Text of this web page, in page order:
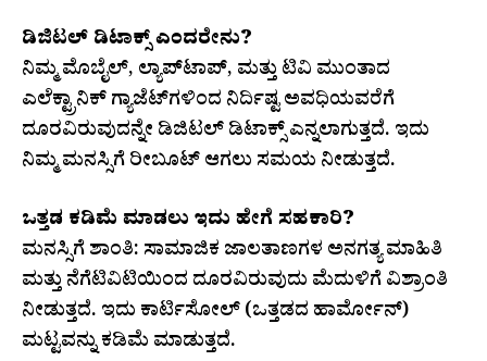
ಡಿಜಿಟಲ್ ಡಿಟಾಕ್ಸ್ ಎಂದರೇನು?
ನಿಮ್ಮ ಮೊಬೈಲ್, ಲ್ಯಾಪ್‌ಟಾಪ್, ಮತ್ತು ಟಿವಿ ಮುಂತಾದ
ಎಲೆಕ್ಟ್ರಾನಿಕ್ ಗ್ಯಾಜೆಟ್‌ಗಳಿಂದ ನಿರ್ದಿಷ್ಟ ಅವಧಿಯವರೆಗೆ
ದೂರವಿರುವುದನ್ನೇ ಡಿಜಿಟಲ್ ಡಿಟಾಕ್ಸ್ ಎನ್ನಲಾಗುತ್ತದೆ. ಇದು
ನಿಮ್ಮ ಮನಸ್ಸಿಗೆ ರೀಬೂಟ್ ಆಗಲು ಸಮಯ ನೀಡುತ್ತದೆ.
ಒತ್ತಡ ಕಡಿಮೆ ಮಾಡಲು ಇದು ಹೇಗೆ ಸಹಕಾರಿ?
ಮನಸ್ಸಿಗೆ ಶಾಂತಿ: ಸಾಮಾಜಿಕ ಜಾಲತಾಣಗಳ ಅನಗತ್ಯ ಮಾಹಿತಿ
ಮತ್ತು ನೆಗೆಟಿವಿಟಿಯಿಂದ ದೂರವಿರುವುದು ಮೆದುಳಿಗೆ ವಿಶ್ರಾಂತಿ
ನೀಡುತ್ತದೆ. ಇದು ಕಾರ್ಟಿಸೋಲ್ (ಒತ್ತಡದ ಹಾರ್ಮೋನ್)
ಮಟ್ಟವನ್ನು ಕಡಿಮೆ ಮಾಡುತ್ತದೆ.